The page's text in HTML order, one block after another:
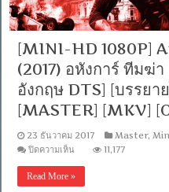
[MINI-HD 1080P]
(2017) อหังการ์ ทีมฆ่า
อังกฤษ DTS] [บรรยา
[MASTER] [MKV]
23 ธันวาคม 2017 Master,
ปิดความเห็น
1080P]
11,177
Read More »